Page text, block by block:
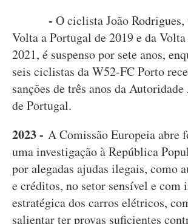
- O ciclista João Rodrigues,
Volta a Portugal de 2019 e da
2021, é suspenso por sete anos,
seis ciclistas da W52-FC Porto
sanções de três anos da
de Portugal.
2023 - A Comissão Europeia abre
uma investigação à República
por alegadas ajudas ilegais, como
e créditos, no setor sensível e com
estratégica dos carros elétricos,
salientar ter provas suficientes